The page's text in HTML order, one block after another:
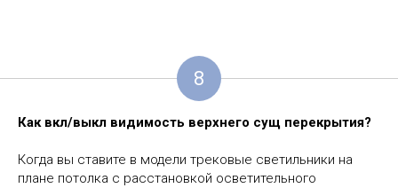
8
Как вкл/выкл видимость верхнего сущ перекрытия?
Когда вы ставите в модели трековые светильники на
плане потолка с расстановкой осветительного